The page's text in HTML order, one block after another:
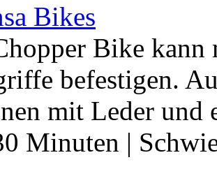
Bikes
Bike kann
befestigen.
mit Leder und
Minuten |